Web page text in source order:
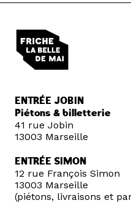
ENTRÉE JOBIN
Piétons & billetterie
41 rue Jobin
13003 Marseille
ENTRÉE SIMON
12 rue François Simon
13003 Marseille
(piétons, livraisons et